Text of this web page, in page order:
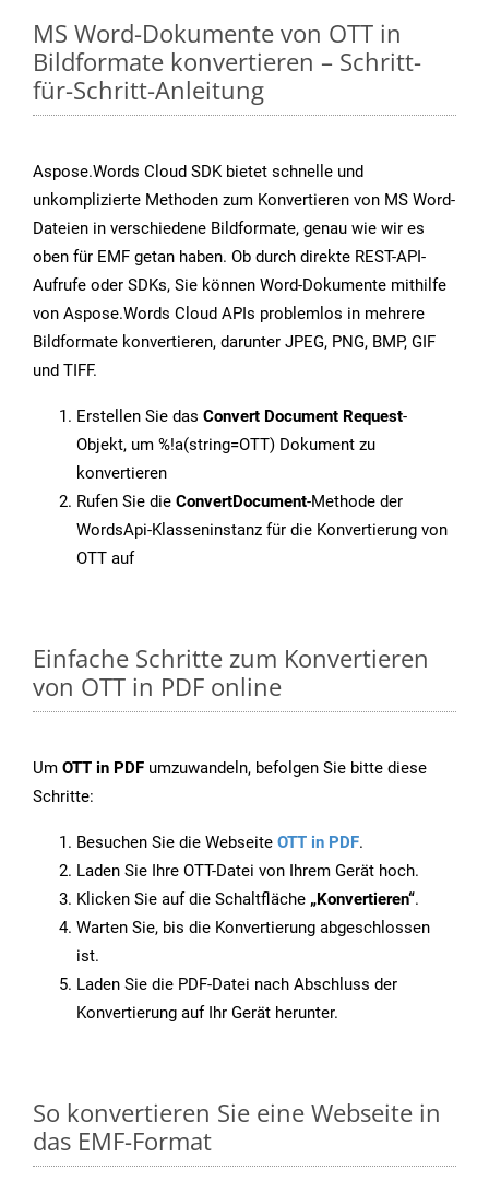
MS Word-Dokumente von OTT in
Bildformate konvertieren – Schritt-
für-Schritt-Anleitung
Aspose.Words Cloud SDK bietet schnelle und
unkomplizierte Methoden zum Konvertieren von MS Word-
Dateien in verschiedene Bildformate, genau wie wir es
oben für EMF getan haben. Ob durch direkte REST-API-
Aufrufe oder SDKs, Sie können Word-Dokumente mithilfe
von Aspose.Words Cloud APIs problemlos in mehrere
Bildformate konvertieren, darunter JPEG, PNG, BMP, GIF
und TIFF.
Erstellen Sie das Convert Document Request-
Objekt, um %!a(string=OTT) Dokument zu
konvertieren
Rufen Sie die ConvertDocument-Methode der
WordsApi-Klasseninstanz für die Konvertierung von
OTT auf
Einfache Schritte zum Konvertieren
von OTT in PDF online
Um OTT in PDF umzuwandeln, befolgen Sie bitte diese
Schritte:
Besuchen Sie die Webseite OTT in PDF.
Laden Sie Ihre OTT-Datei von Ihrem Gerät hoch.
Klicken Sie auf die Schaltfläche „Konvertieren“.
Warten Sie, bis die Konvertierung abgeschlossen
ist.
Laden Sie die PDF-Datei nach Abschluss der
Konvertierung auf Ihr Gerät herunter.
So konvertieren Sie eine Webseite in
das EMF-Format